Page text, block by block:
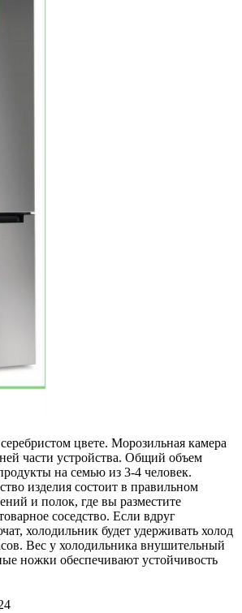
цвете. Морозильная камера
части устройства. Общий объем
на семью из 3-4 человек.
изделия состоит в правильном
и полок, где вы разместите
соседство. Если вдруг
холодильник будет удерживать холод
Вес у холодильника внушительный
ножки обеспечивают устойчивость